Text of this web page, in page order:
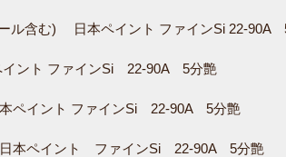
ル含む) 日本ペイント ファインSi 22-90A
イント ファインSi 22-90A 5分艶
ペイント ファインSi 22-90A 5分艶
本ペイント ファインSi 22-90A 5分艶